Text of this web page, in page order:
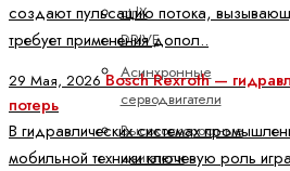
ctrlX
DRIVE
Асинхронные
серводвигатели
Высокоскоростные
двигатели
создают пульсацию потока,
требует применения допол..
29 Мая, 2026Bosch Rexroth —
потерь
В гидравлических системах
мобильной техники ключевую роль